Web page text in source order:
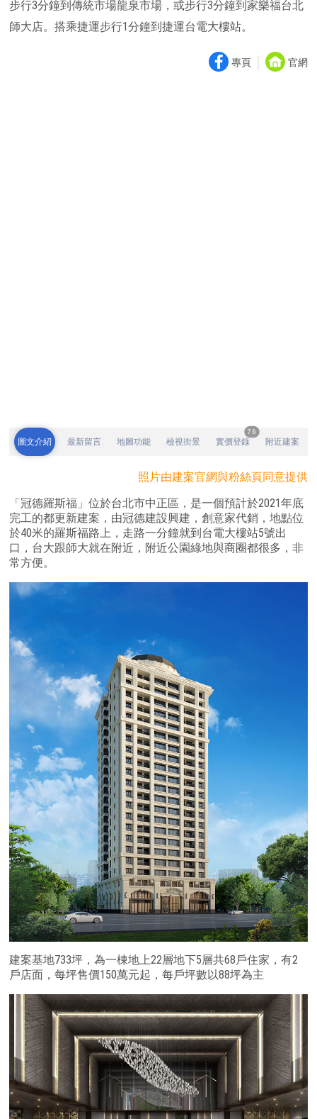
步行3分鐘到傳統市場龍泉市場，或步行3分鐘到家樂福台北
師大店。搭乘捷運步行1分鐘到捷運台電大樓站。
專頁｜ 官網
圖文介紹 最新留言 地圖功能 檢視街景 實價登錄
76
附近建案
照片由建案官網與粉絲頁同意提供
「冠德羅斯福」位於台北市中正區，是一個預計於2021年底
完工的都更新建案，由冠德建設興建，創意家代銷，地點位
於40米的羅斯福路上，走路一分鐘就到台電大樓站5號出
口，台大跟師大就在附近，附近公園綠地與商圈都很多，非
常方便。
建案基地733坪，為一棟地上22層地下5層共68戶住家，有2
戶店面，每坪售價150萬元起，每戶坪數以88坪為主